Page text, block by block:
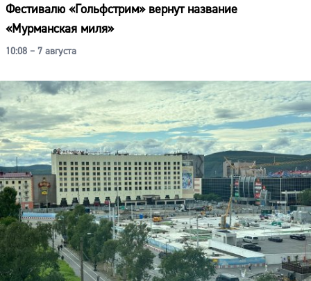
Фестивалю «Гольфстрим» вернут название
«Мурманская миля»
10:08 – 7 августа